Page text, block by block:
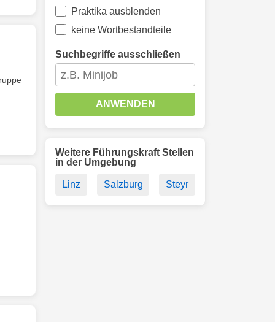
Praktika ausblenden
keine Wortbestandteile
Suchbegriffe ausschließen
ANWENDEN
Weitere Führungskraft Stellen
in der Umgebung
Linz Salzburg Steyr